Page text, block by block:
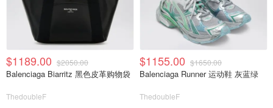
$1189.00 $2050.00
Balenciaga Biarritz 黑色皮革购物袋
ThedoubleF
$1155.00 $1650.00
Balenciaga Runner 运动鞋 灰蓝绿
ThedoubleF